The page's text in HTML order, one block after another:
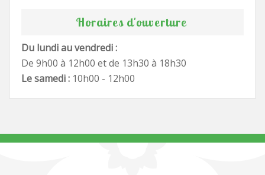
Horaires d'ouverture
Du lundi au vendredi :
De 9h00 à 12h00 et de 13h30 à 18h30
Le samedi : 10h00 - 12h00